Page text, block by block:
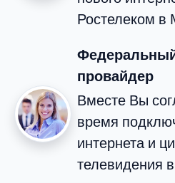
Ростелеком в
провайдер
Вместе Вы
время
интернета и
телевидения